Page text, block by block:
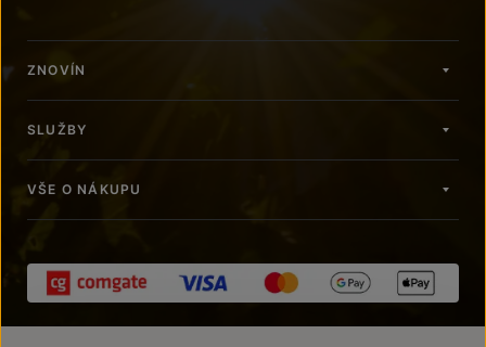
ZNOVÍN
SLUŽBY
VŠE O NÁKUPU